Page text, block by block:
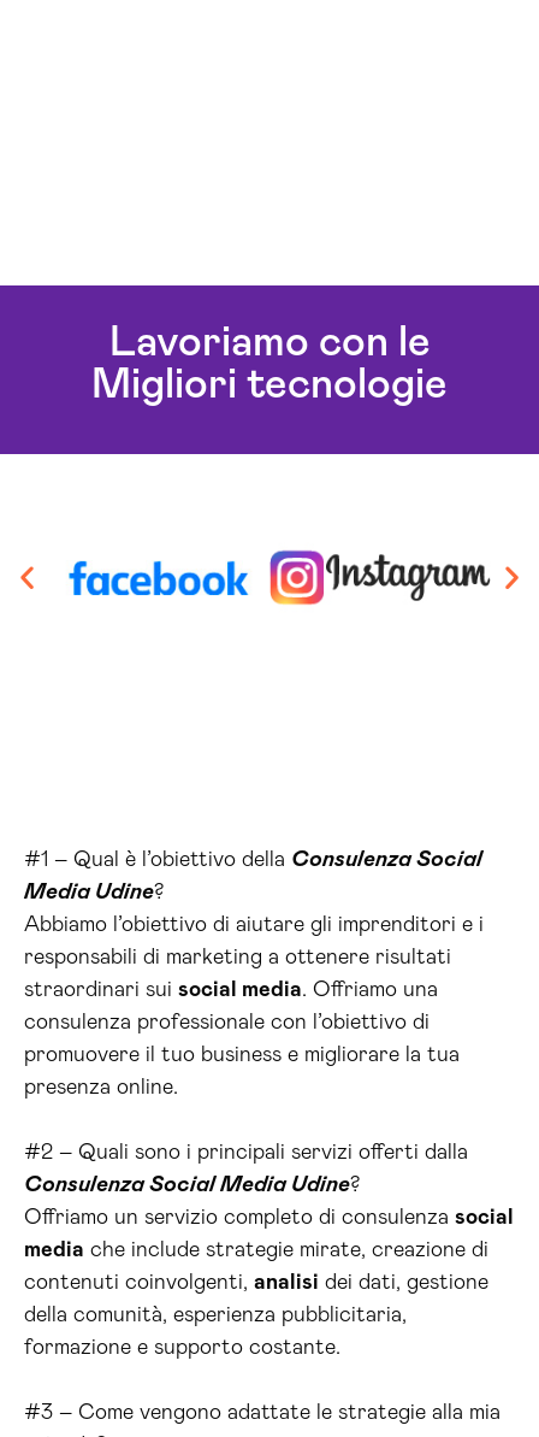
Lavoriamo con le
Migliori tecnologie
#1 – Qual è l’obiettivo della Consulenza Social
Media Udine?
Abbiamo l’obiettivo di aiutare gli imprenditori e i
responsabili di marketing a ottenere risultati
straordinari sui social media. Offriamo una
consulenza professionale con l’obiettivo di
promuovere il tuo business e migliorare la tua
presenza online.
#2 – Quali sono i principali servizi offerti dalla
Consulenza Social Media Udine?
Offriamo un servizio completo di consulenza social
media che include strategie mirate, creazione di
contenuti coinvolgenti, analisi dei dati, gestione
della comunità, esperienza pubblicitaria,
formazione e supporto costante.
#3 – Come vengono adattate le strategie alla mia